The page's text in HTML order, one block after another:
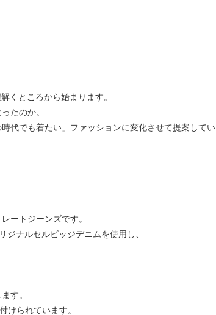
くところから始まります。
たのか。
代でも着たい」ファッションに変化させて提案してい
ートジーンズです。
ナルセルビッジデニムを使用し、
す。
けられています。